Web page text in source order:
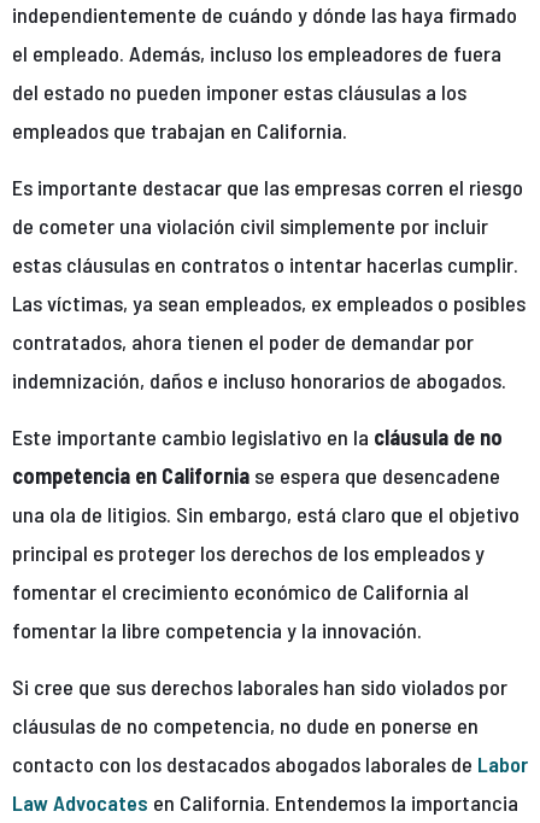
independientemente de cuándo y dónde las haya firmado
el empleado. Además, incluso los empleadores de fuera
del estado no pueden imponer estas cláusulas a los
empleados que trabajan en California.
Es importante destacar que las empresas corren el riesgo
de cometer una violación civil simplemente por incluir
estas cláusulas en contratos o intentar hacerlas cumplir.
Las víctimas, ya sean empleados, ex empleados o posibles
contratados, ahora tienen el poder de demandar por
indemnización, daños e incluso honorarios de abogados.
Este importante cambio legislativo en la cláusula de no
competencia en California se espera que desencadene
una ola de litigios. Sin embargo, está claro que el objetivo
principal es proteger los derechos de los empleados y
fomentar el crecimiento económico de California al
fomentar la libre competencia y la innovación.
Si cree que sus derechos laborales han sido violados por
cláusulas de no competencia, no dude en ponerse en
contacto con los destacados abogados laborales de Labor
Law Advocates en California. Entendemos la importancia